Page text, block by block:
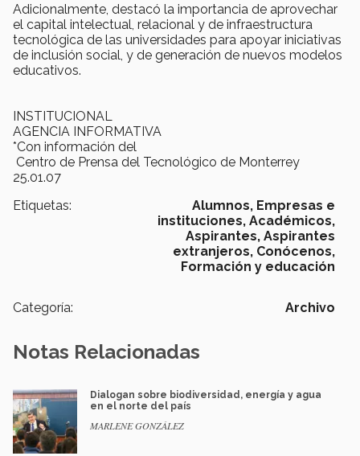
Adicionalmente, destacó la importancia de aprovechar
el capital intelectual, relacional y de infraestructura
tecnológica de las universidades para apoyar iniciativas
de inclusión social, y de generación de nuevos modelos
educativos.
INSTITUCIONAL
AGENCIA INFORMATIVA
*Con información del
Centro de Prensa del Tecnológico de Monterrey
25.01.07
Etiquetas:
Alumnos, Empresas e
instituciones, Académicos,
Aspirantes, Aspirantes
extranjeros, Conócenos,
Formación y educación
Categoría: Archivo
Notas Relacionadas
Dialogan sobre biodiversidad, energía y agua
en el norte del país
MARLENE GONZÁLEZ